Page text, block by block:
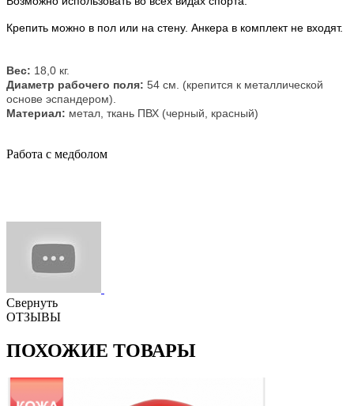
Крепить можно в пол или на стену. Анкера в комплект не входят.
Вес: 18,0 кг.
Диаметр рабочего поля: 54 см. (крепится к металлической
основе эспандером).
Материал: метал, ткань ПВХ (черный, красный)
Работа с медболом
Свернуть
ОТЗЫВЫ
ПОХОЖИЕ ТОВАРЫ